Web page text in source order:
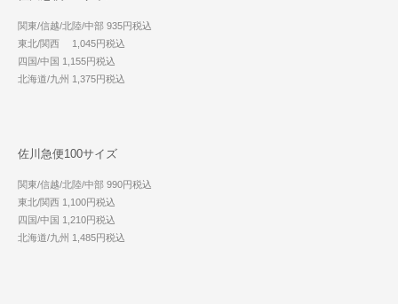
関東/信越/北陸/中部 935円税込
東北/関西 1,045円税込
四国/中国 1,155円税込
北海道/九州 1,375円税込
佐川急便100サイズ
関東/信越/北陸/中部 990円税込
東北/関西 1,100円税込
四国/中国 1,210円税込
北海道/九州 1,485円税込